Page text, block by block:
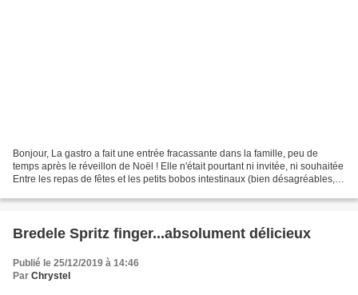
Bonjour, La gastro a fait une entrée fracassante dans la famille, peu de
temps après le réveillon de Noël ! Elle n'était pourtant ni invitée, ni souhaitée
Entre les repas de fêtes et les petits bobos intestinaux (bien désagréables,
Bredele Spritz finger...absolument délicieux
Publié le 25/12/2019 à 14:46
Par Chrystel